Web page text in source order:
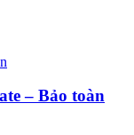
– Bảo toàn